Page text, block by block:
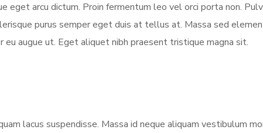
eget arcu dictum. Proin fermentum leo vel orci porta non.
purus semper eget duis at tellus at. Massa sed
eu augue ut. Eget aliquet nibh praesent tristique magna sit.
lacus suspendisse. Massa id neque aliquam vestibulum